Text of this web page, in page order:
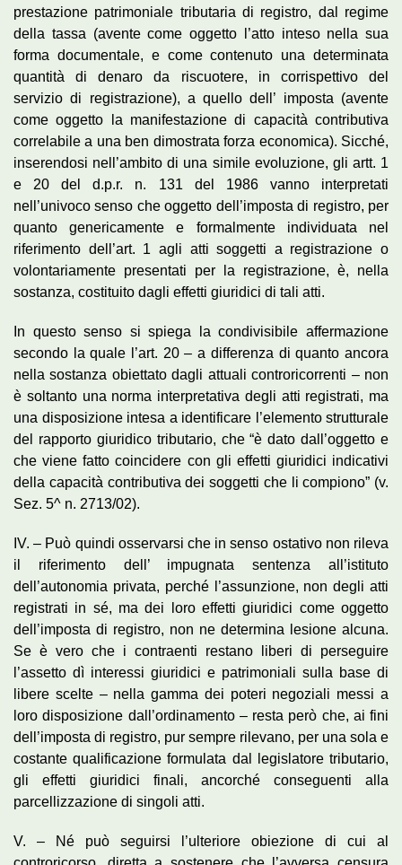
prestazione patrimoniale tributaria di registro, dal regime
della tassa (avente come oggetto l’atto inteso nella sua
forma documentale, e come contenuto una determinata
quantità di denaro da riscuotere, in corrispettivo del
servizio di registrazione), a quello dell’ imposta (avente
come oggetto la manifestazione di capacità contributiva
correlabile a una ben dimostrata forza economica). Sicché,
inserendosi nell’ambito di una simile evoluzione, gli artt. 1
e 20 del d.p.r. n. 131 del 1986 vanno interpretati
nell’univoco senso che oggetto dell’imposta di registro, per
quanto genericamente e formalmente individuata nel
riferimento dell’art. 1 agli atti soggetti a registrazione o
volontariamente presentati per la registrazione, è, nella
sostanza, costituito dagli effetti giuridici di tali atti.
In questo senso si spiega la condivisibile affermazione
secondo la quale l’art. 20 – a differenza di quanto ancora
nella sostanza obiettato dagli attuali controricorrenti – non
è soltanto una norma interpretativa degli atti registrati, ma
una disposizione intesa a identificare l’elemento strutturale
del rapporto giuridico tributario, che “è dato dall’oggetto e
che viene fatto coincidere con gli effetti giuridici indicativi
della capacità contributiva dei soggetti che li compiono” (v.
Sez. 5^ n. 2713/02).
IV. – Può quindi osservarsi che in senso ostativo non rileva
il riferimento dell’ impugnata sentenza all’istituto
dell’autonomia privata, perché l’assunzione, non degli atti
registrati in sé, ma dei loro effetti giuridici come oggetto
dell’imposta di registro, non ne determina lesione alcuna.
Se è vero che i contraenti restano liberi di perseguire
l’assetto dì interessi giuridici e patrimoniali sulla base di
libere scelte – nella gamma dei poteri negoziali messi a
loro disposizione dall’ordinamento – resta però che, ai fini
dell’imposta di registro, pur sempre rilevano, per una sola e
costante qualificazione formulata dal legislatore tributario,
gli effetti giuridici finali, ancorché conseguenti alla
parcellizzazione di singoli atti.
V. – Né può seguirsi l’ulteriore obiezione di cui al